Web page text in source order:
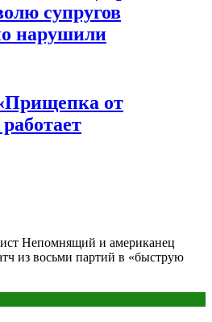
супругов
нарушили
от
Непомнящий и американец
из восьми партий в «быструю